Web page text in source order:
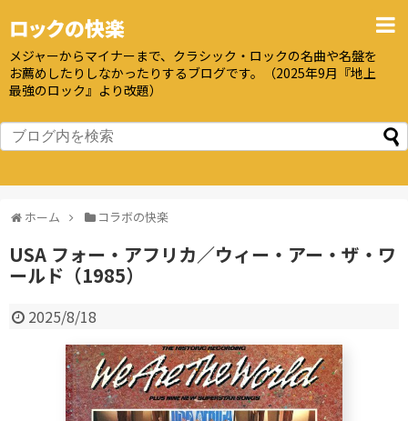
ロックの快楽
メジャーからマイナーまで、クラシック・ロックの名曲や名盤を
お薦めしたりしなかったりするブログです。（2025年9月『地上
最強のロック』より改題）
ホーム コラボの快楽
USA フォー・アフリカ／ウィー・アー・ザ・ワ
ールド（1985）
2025/8/18